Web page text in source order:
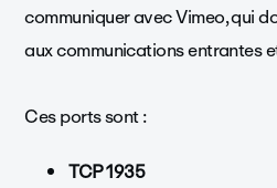
communiquer avec Vimeo, qui
aux communications entrantes
Ces ports sont :
TCP 1935